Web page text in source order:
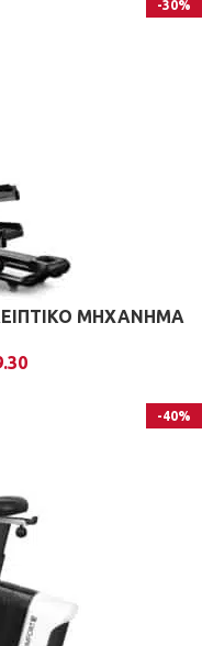
-30%
ΜΗΧΑΝΗΜΑ
-40%